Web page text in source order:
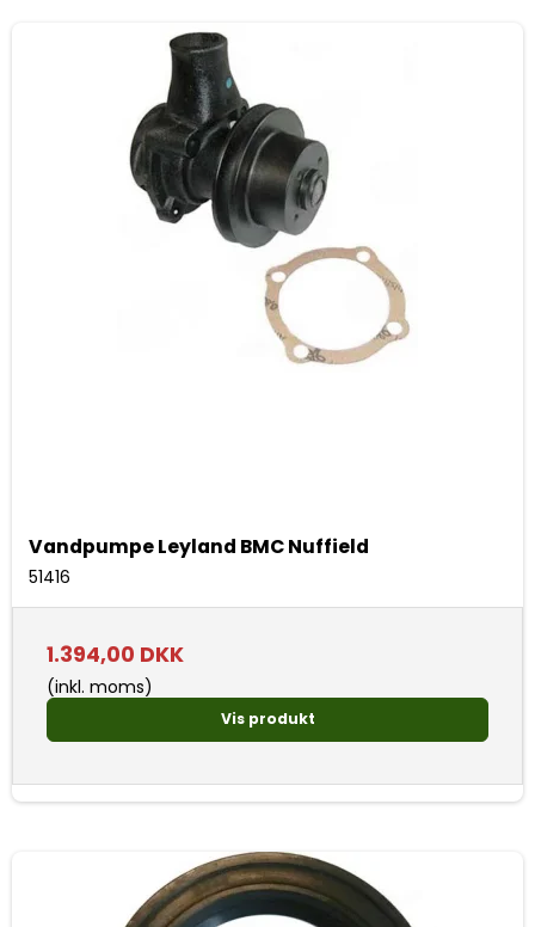
Vandpumpe Leyland BMC Nuffield
51416
1.394,00 DKK
(inkl. moms)
Vis produkt